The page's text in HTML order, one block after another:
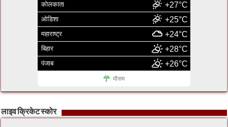
कोलकाता +27°C
ओडिशा +25°C
महाराष्ट्र +24°C
बिहार +28°C
पंजाब +26°C
मौसम
लाइव क्रिकेट स्कोर